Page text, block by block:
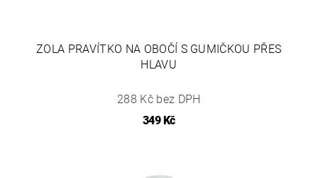
ZOLA PRAVÍTKO NA OBOČÍ S GUMIČKOU PŘES
HLAVU
288 Kč bez DPH
349 Kč